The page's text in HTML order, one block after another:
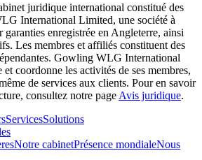
juridique international constitué des
International Limited, une société à
enregistrée en Angleterre, ainsi
Les membres et affiliés constituent des
Gowling WLG International
coordonne les activités de ses membres,
de services aux clients. Pour en savoir
consultez notre page Avis juridique.
ServicesSolutions
Notre cabinetPrésence mondialeNous